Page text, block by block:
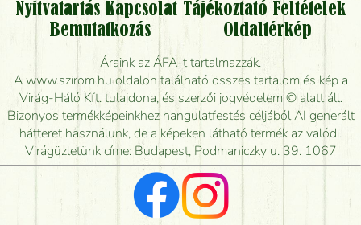
Vidékre is lehet rendelni?
Meddig rendelhetek virágküldést úgy, hogy még ma
kiszállítsák?
Mennyire gyorsan tudják elkészíteni a csokrot, és
mikor tudják leghamarabb kiszállítani?
Vörös rózsát keresek, van önöknél?
Milyen visszajelzést kapok a virágküldésről?
Nyitvatartás Kapcsolat Tájékoztató Feltételek
Bemutatkozás
Oldaltérkép
Áraink az ÁFA-t tartalmazzák.
A www.szirom.hu oldalon található összes tartalom és kép a
Virág-Háló Kft. tulajdona, és szerzői jogvédelem © alatt áll.
Bizonyos termékképeinkhez hangulatfestés céljából AI generált
hátteret használunk, de a képeken látható termék az valódi.
Virágüzletünk címe: Budapest, Podmaniczky u. 39. 1067